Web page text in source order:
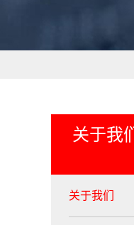
关于我们
关于我们